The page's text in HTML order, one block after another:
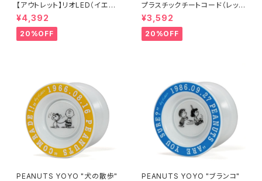
【アウトレット】リオLED（イエロ
ー）
¥4,392
20%OFF
プラスチックチートコード（レッ
ド）
¥3,592
20%OFF
PEANUTS YOYO "犬の散歩" PEANUTS YOYO "ブランコ"